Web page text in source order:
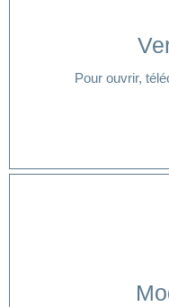
Pour ouvrir,